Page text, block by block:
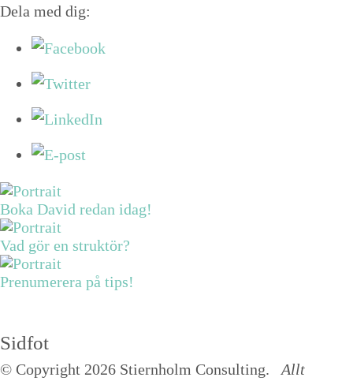
Dela med dig:
Boka David redan idag!
Vad gör en struktör?
Prenumerera på tips!
Sidfot
© Copyright 2026 Stiernholm Consulting. Allt